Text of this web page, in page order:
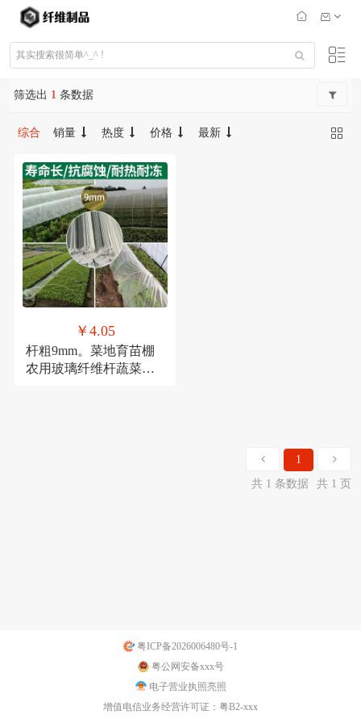
筛选出 1 条数据
综合 销量 热度 价格 最新
￥4.05
杆粗9mm。菜地育苗棚
农用玻璃纤维杆蔬菜大
1
共 1 条数据
共 1 页
粤ICP备2026006480号-1
粤公网安备xxx号
电子营业执照亮照
增值电信业务经营许可证：粤B2-xxx